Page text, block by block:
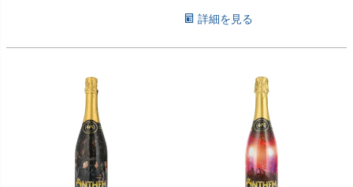
詳細を見る